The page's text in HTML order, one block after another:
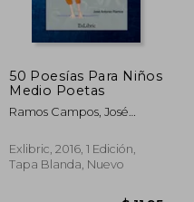
50 Poesías Para Niños
Medio Poetas
Ramos Campos, José
Exlibric, 2016, 1 Edición,
Tapa Blanda, Nuevo